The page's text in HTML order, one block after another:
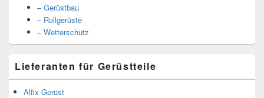
– Gerüstbau
– Rollgerüste
– Wetterschutz
Lieferanten für Gerüstteile
Alfix Gerüst